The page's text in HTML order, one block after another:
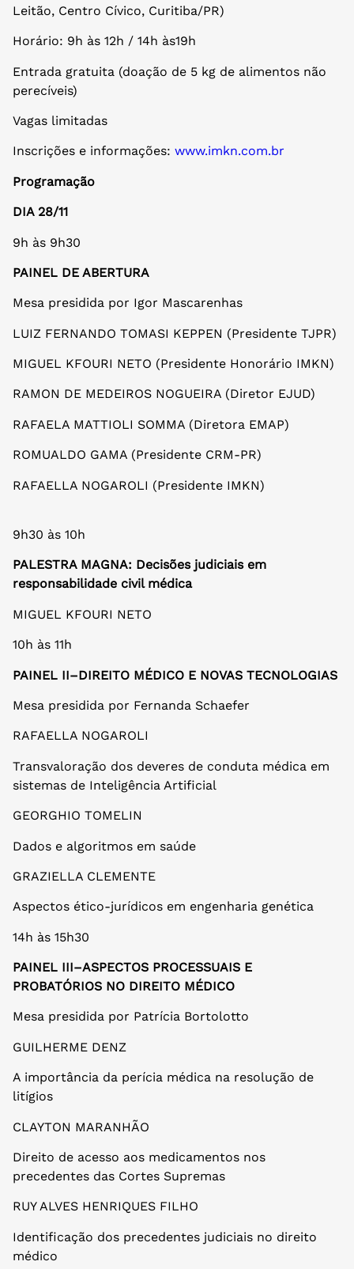
Leitão, Centro Cívico, Curitiba/PR)
Horário: 9h às 12h / 14h às19h
Entrada gratuita (doação de 5 kg de alimentos não
perecíveis)
Vagas limitadas
Inscrições e informações: www.imkn.com.br
Programação
DIA 28/11
9h às 9h30
PAINEL DE ABERTURA
Mesa presidida por Igor Mascarenhas
LUIZ FERNANDO TOMASI KEPPEN (Presidente TJPR)
MIGUEL KFOURI NETO (Presidente Honorário IMKN)
RAMON DE MEDEIROS NOGUEIRA (Diretor EJUD)
RAFAELA MATTIOLI SOMMA (Diretora EMAP)
ROMUALDO GAMA (Presidente CRM-PR)
RAFAELLA NOGAROLI (Presidente IMKN)
9h30 às 10h
PALESTRA MAGNA: Decisões judiciais em
responsabilidade civil médica
MIGUEL KFOURI NETO
10h às 11h
PAINEL II–DIREITO MÉDICO E NOVAS TECNOLOGIAS
Mesa presidida por Fernanda Schaefer
RAFAELLA NOGAROLI
Transvaloração dos deveres de conduta médica em
sistemas de Inteligência Artificial
GEORGHIO TOMELIN
Dados e algoritmos em saúde
GRAZIELLA CLEMENTE
Aspectos ético-jurídicos em engenharia genética
14h às 15h30
PAINEL III–ASPECTOS PROCESSUAIS E
PROBATÓRIOS NO DIREITO MÉDICO
Mesa presidida por Patrícia Bortolotto
GUILHERME DENZ
A importância da perícia médica na resolução de
litígios
CLAYTON MARANHÃO
Direito de acesso aos medicamentos nos
precedentes das Cortes Supremas
RUY ALVES HENRIQUES FILHO
Identificação dos precedentes judiciais no direito
médico